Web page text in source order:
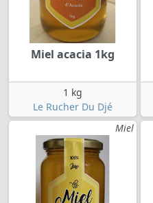
Miel acacia 1kg
1 kg
Le Rucher Du Djé
Miel